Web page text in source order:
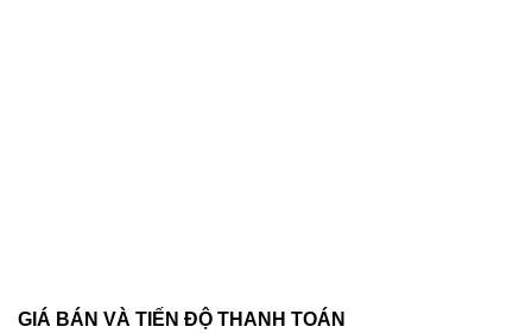
GIÁ BÁN VÀ TIẾN ĐỘ THANH TOÁN